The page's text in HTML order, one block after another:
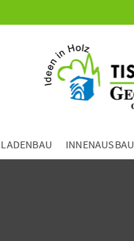
LADENBAU INNENAUSBAU